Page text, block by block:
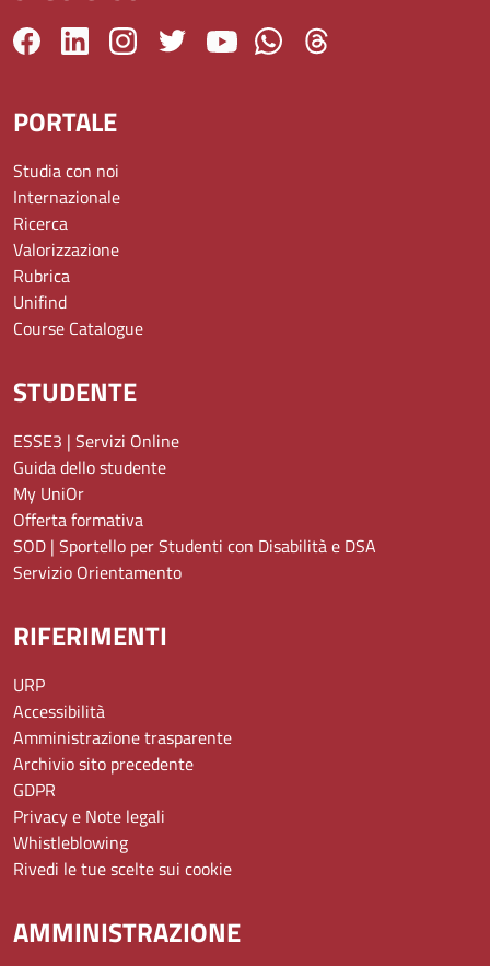
PORTALE
Studia con noi
Internazionale
Ricerca
Valorizzazione
Rubrica
Unifind
Course Catalogue
STUDENTE
ESSE3 | Servizi Online
Guida dello studente
My UniOr
Offerta formativa
SOD | Sportello per Studenti con Disabilità e DSA
Servizio Orientamento
RIFERIMENTI
URP
Accessibilità
Amministrazione trasparente
Archivio sito precedente
GDPR
Privacy e Note legali
Whistleblowing
Rivedi le tue scelte sui cookie
AMMINISTRAZIONE